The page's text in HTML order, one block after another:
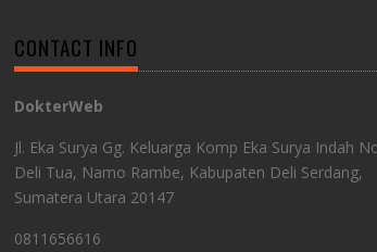
CONTACT INFO
DokterWeb
Jl. Eka Surya Gg. Keluarga Komp Eka Surya Indah
Deli Tua, Namo Rambe, Kabupaten Deli Serdang,
Sumatera Utara 20147
0811656616